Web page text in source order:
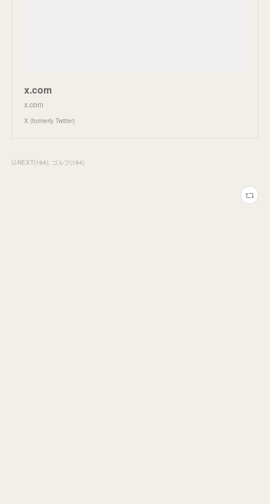
x.com
x.com
X (formerly Twitter)
U-NEXT(194) ゴルフ(194)